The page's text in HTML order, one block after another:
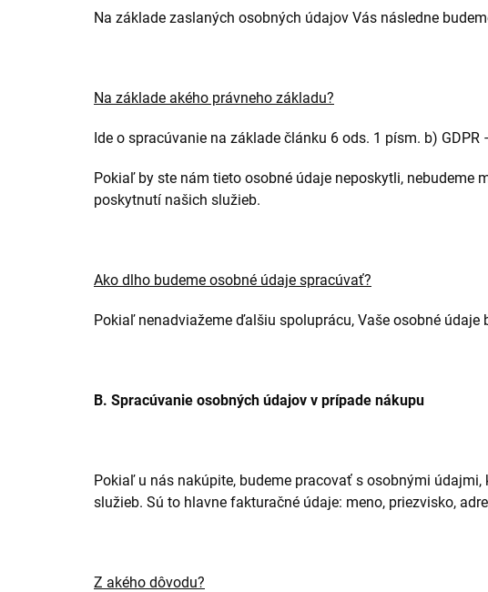
Na základe zaslaných osobných údajov Vás následne
Na základe akého právneho základu?
Ide o spracúvanie na základe článku 6 ods. 1 písm. b)
Pokiaľ by ste nám tieto osobné údaje neposkytli,
poskytnutí našich služieb.
Ako dlho budeme osobné údaje spracúvať?
Pokiaľ nenadviažeme ďalšiu spoluprácu, Vaše osobné
B. Spracúvanie osobných údajov v prípade nákupu
Pokiaľ u nás nakúpite, budeme pracovať s osobnými
služieb. Sú to hlavne fakturačné údaje: meno, priezvisko,
Z akého dôvodu?